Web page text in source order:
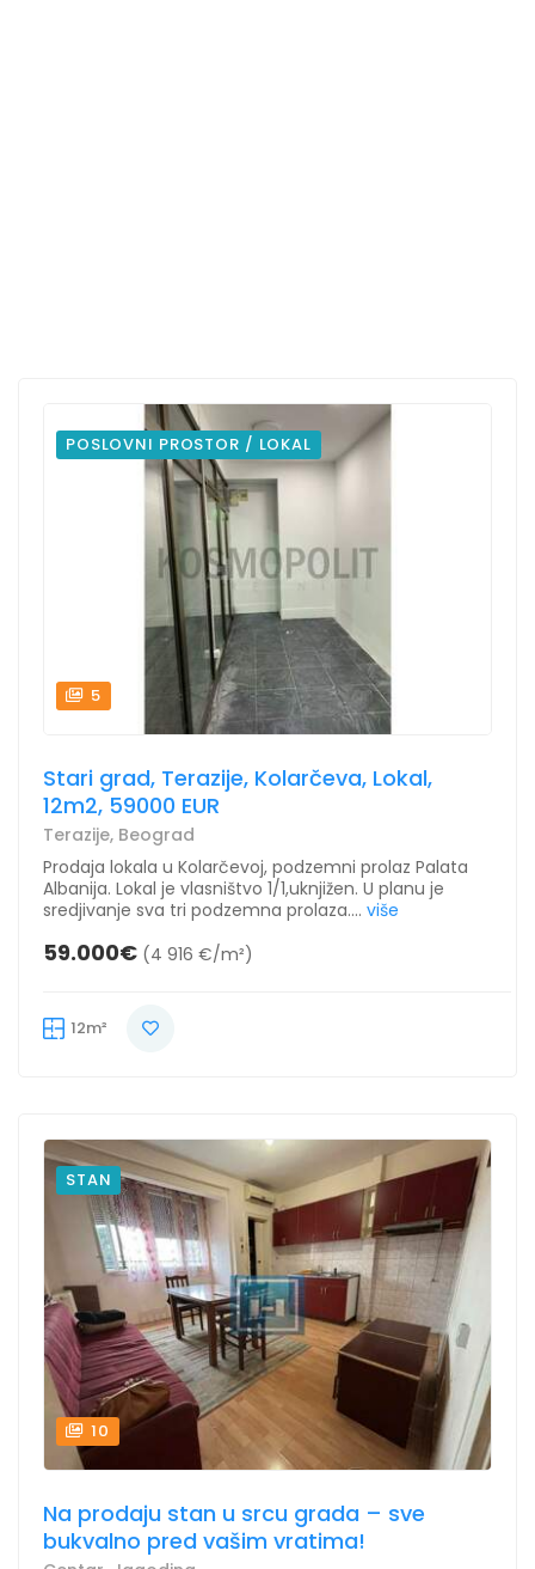
POSLOVNI PROSTOR / LOKAL
5
Stari grad, Terazije, Kolarčeva, Lokal,
12m2, 59000 EUR
Terazije, Beograd
Prodaja lokala u Kolarčevoj, podzemni prolaz Palata
Albanija. Lokal je vlasništvo 1/1,uknjižen. U planu je
sredjivanje sva tri podzemna prolaza.... više
59.000€ (4 916 €/m²)
12m²
STAN
10
Na prodaju stan u srcu grada – sve
bukvalno pred vašim vratima!